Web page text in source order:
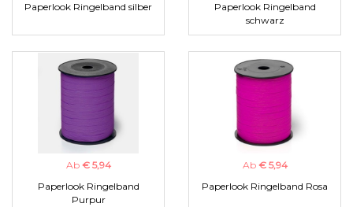
Paperlook Ringelband silber
Paperlook Ringelband
schwarz
Ab € 5,94
Paperlook Ringelband
Purpur
Ab € 5,94
Paperlook Ringelband Rosa